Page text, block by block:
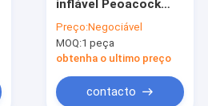
inflável Peoacock
aluguel
Preço:Negociável
MOQ:1 peça
obtenha o ultimo preço
contacto